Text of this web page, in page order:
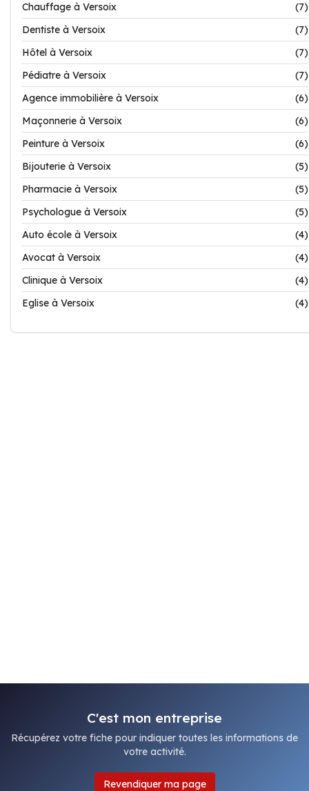
Chauffage à Versoix
(7)
Dentiste à Versoix
(7)
Hôtel à Versoix
(7)
Pédiatre à Versoix
(7)
Agence immobilière à Versoix
(6)
Maçonnerie à Versoix
(6)
Peinture à Versoix
(6)
Bijouterie à Versoix
(5)
Pharmacie à Versoix
(5)
Psychologue à Versoix
(5)
Auto école à Versoix
(4)
Avocat à Versoix
(4)
Clinique à Versoix
(4)
Eglise à Versoix
(4)
C'est mon entreprise
Récupérez votre fiche pour indiquer toutes les informations de
votre activité.
Revendiquer ma page